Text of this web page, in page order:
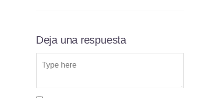
Deja una respuesta